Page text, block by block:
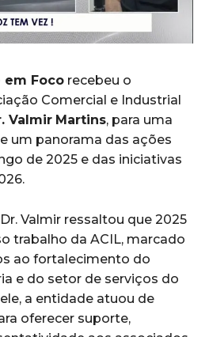
em Foco recebeu o
Comercial e Industrial
Valmir Martins, para uma
um panorama das ações
de 2025 e das iniciativas
Valmir ressaltou que 2025
trabalho da ACIL, marcado
ao fortalecimento do
e do setor de serviços do
a entidade atuou de
oferecer suporte,